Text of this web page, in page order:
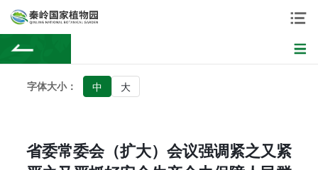
字体大小： 中 大
省委常委会（扩大）会议强调紧之又紧